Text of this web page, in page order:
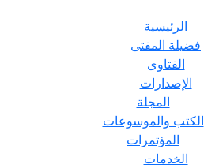
الرئيسية
فضيلة المفتى
الفتاوى
الإصدارات
المجلة
الكتب والموسوعات
المؤتمرات
الخدمات